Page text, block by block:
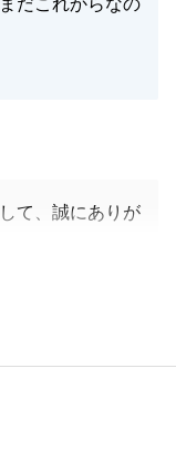
だこれからなの
て、誠にありが
軽にご連絡いた